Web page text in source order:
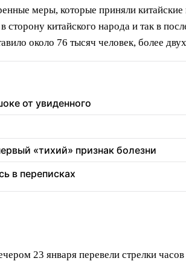
меры, которые приняли
сторону китайского народа и так в
около 76 тысяч человек, более
от увиденного
«тихий» признак болезни
в переписках
23 января перевели стрелки